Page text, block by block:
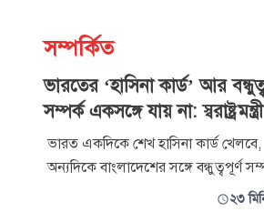
সম্পর্কিত
ভারতের ‘হাসিনা কার্ড’ আর
সম্পর্ক একসঙ্গে যায় না: স্বরাষ্ট্রমন্ত্রী
ভারত একদিকে শেখ হাসিনা কার্ড খেলবে,
অন্যদিকে বাংলাদেশের সঙ্গে বন্ধুত্বপূর্ণ
বজায় রাখতে চাইবে- এ দুটি বিষয় ২৩